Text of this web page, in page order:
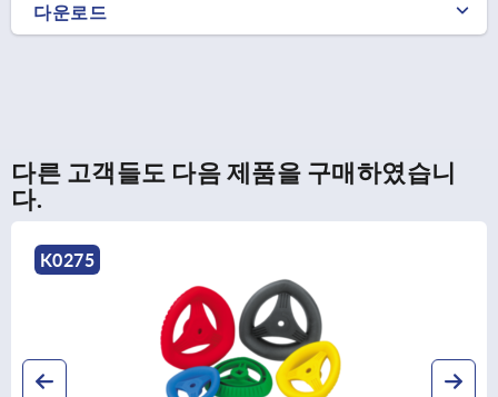
다운로드
다른 고객들도 다음 제품을 구매하였습니
다.
K1876